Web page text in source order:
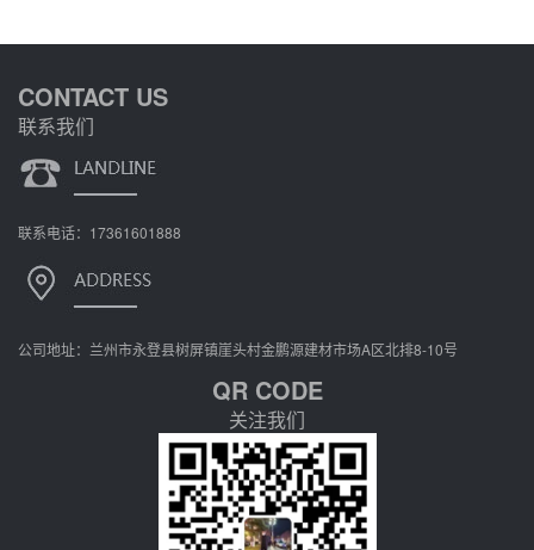
CONTACT US
联系我们
联系电话：17361601888
公司地址：兰州市永登县树屏镇崖头村金鹏源建材市场A区北排8-10号
QR CODE
关注我们